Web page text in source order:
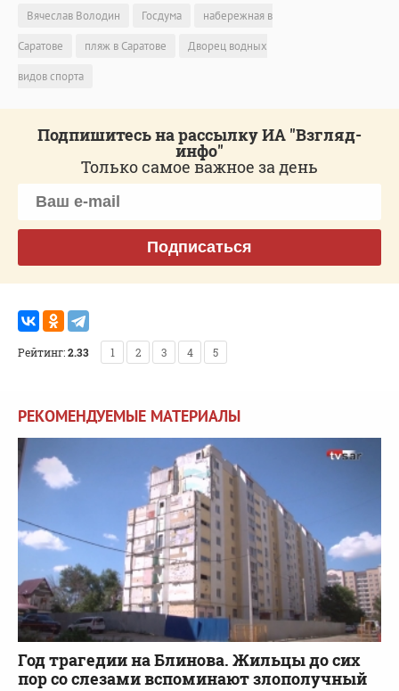
Вячеслав Володин Госдума
набережная в
Саратове
пляж в Саратове
Дворец водных
видов спорта
Подпишитесь на рассылку ИА "Взгляд-
инфо"
Только самое важное за день
Подписаться
Рейтинг:2.33 1 2 3 4 5
РЕКОМЕНДУЕМЫЕ МАТЕРИАЛЫ
Год трагедии на Блинова. Жильцы до сих
пор со слезами вспоминают злополучный